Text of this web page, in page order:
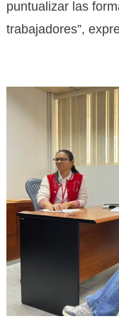
puntualizar las
trabajadores”,